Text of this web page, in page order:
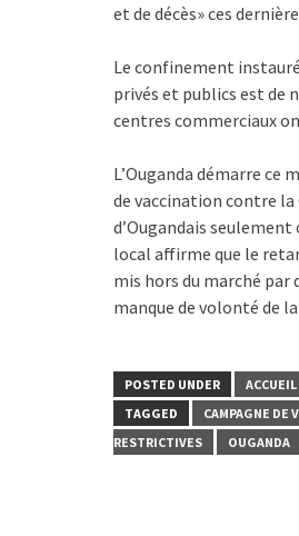
et de décès» ces
Le confinement
privés et publics est de
centres commerciaux
L’Ouganda démarre ce
de vaccination contre la
d’Ougandais
local affirme que le
mis hors du marché par
manque de volonté de
POSTED UNDER ACCUEIL
TAGGED
CAMPAGNE DE
RESTRICTIVES
OUGANDA